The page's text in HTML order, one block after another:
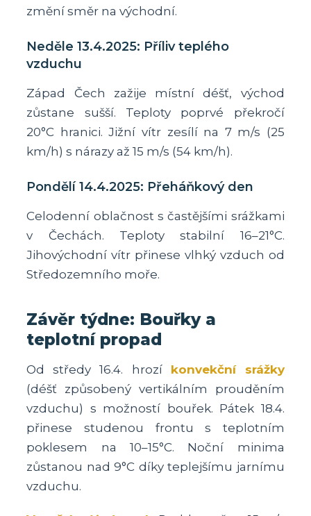
změní směr na východní.
Neděle 13.4.2025: Příliv teplého
vzduchu
Západ Čech zažije místní déšť, východ
zůstane sušší. Teploty poprvé překročí
20°C hranici. Jižní vítr zesílí na 7 m/s (25
km/h) s nárazy až 15 m/s (54 km/h).
Pondělí 14.4.2025: Přeháňkový den
Celodenní oblačnost s častějšími srážkami
v Čechách. Teploty stabilní 16–21°C.
Jihovýchodní vítr přinese vlhký vzduch od
Středozemního moře.
Závěr týdne: Bouřky a
teplotní propad
Od středy 16.4. hrozí konvekční srážky
(déšť způsobený vertikálním prouděním
vzduchu) s možností bouřek. Pátek 18.4.
přinese studenou frontu s teplotním
poklesem na 10–15°C. Noční minima
zůstanou nad 9°C díky teplejšímu jarnímu
vzduchu.